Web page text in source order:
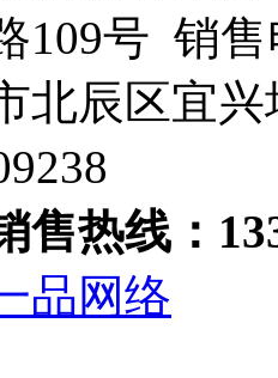
109号 销售
北辰区宜
售热线：
品网络